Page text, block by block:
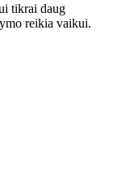
tikrai daug
reikia vaikui.